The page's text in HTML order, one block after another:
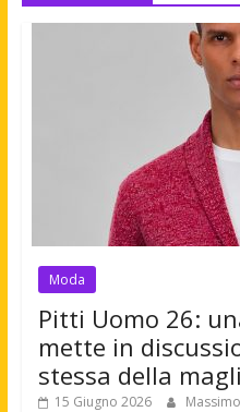
Moda
Pitti Uomo 26:
mette in
stessa della
15 Giugno 2026